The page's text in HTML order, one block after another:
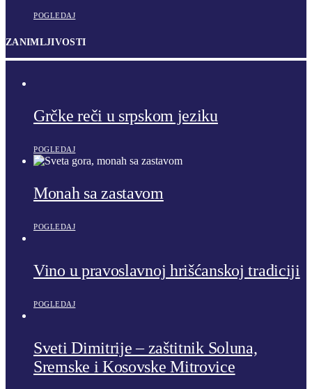
POGLEDAJ
ZANIMLJIVOSTI
Grčke reči u srpskom jeziku
POGLEDAJ
Monah sa zastavom
POGLEDAJ
Vino u pravoslavnoj hrišćanskoj tradiciji
POGLEDAJ
Sveti Dimitrije – zaštitnik Soluna,
Sremske i Kosovske Mitrovice